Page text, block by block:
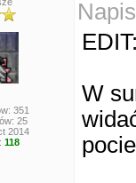
351
25
2014
118
W